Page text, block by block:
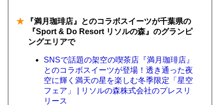
★ 『満月珈琲店』とのコラボスイーツが千葉県の
『Sport & Do Resort リソルの森』のグランピ
ングエリアで
SNSで話題の架空の喫茶店『満月珈琲店』
とのコラボスイーツが登場！透き通った夜
空に輝く満天の星を楽しむ冬季限定「星空
フェア」 | リソルの森株式会社のプレスリ
リース